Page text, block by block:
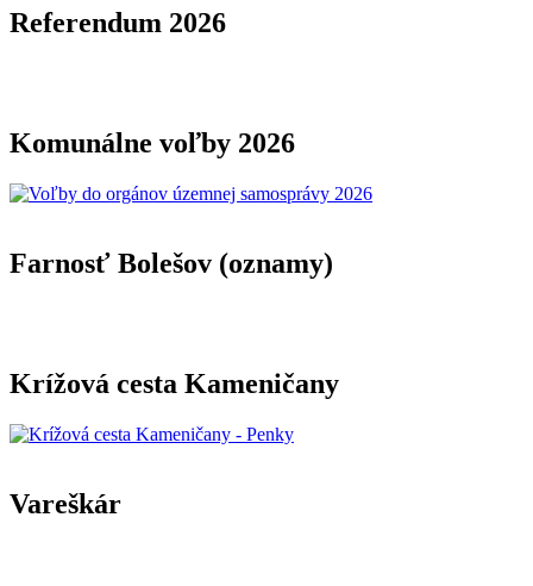
Referendum 2026
Komunálne voľby 2026
Farnosť Bolešov (oznamy)
Krížová cesta Kameničany
Vareškár